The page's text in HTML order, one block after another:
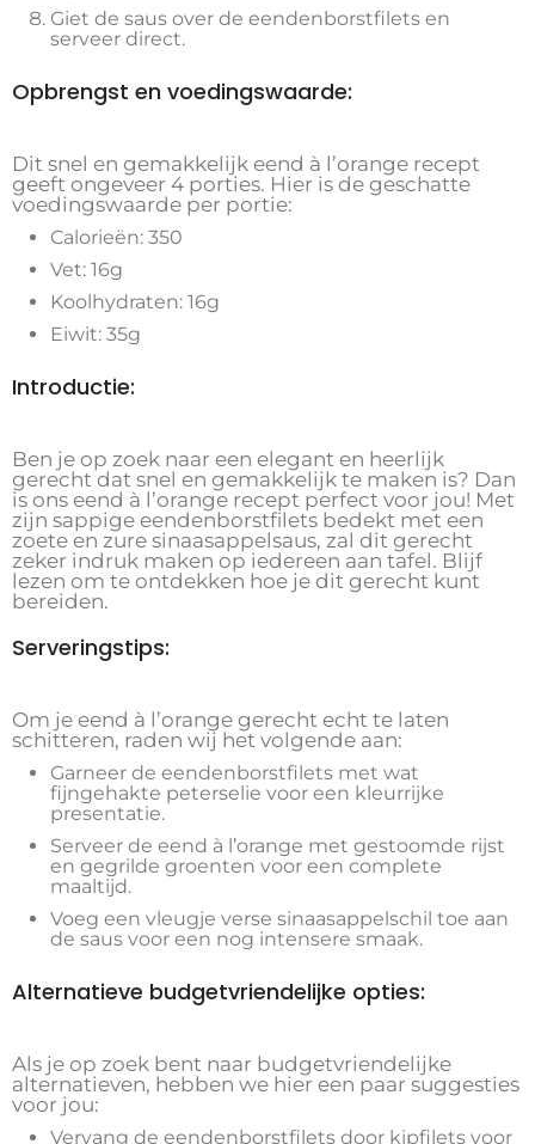
Giet de saus over de eendenborstfilets en
serveer direct.
Opbrengst en voedingswaarde:
Dit snel en gemakkelijk eend à l’orange recept
geeft ongeveer 4 porties. Hier is de geschatte
voedingswaarde per portie:
Calorieën: 350
Vet: 16g
Koolhydraten: 16g
Eiwit: 35g
Introductie:
Ben je op zoek naar een elegant en heerlijk
gerecht dat snel en gemakkelijk te maken is? Dan
is ons eend à l’orange recept perfect voor jou! Met
zijn sappige eendenborstfilets bedekt met een
zoete en zure sinaasappelsaus, zal dit gerecht
zeker indruk maken op iedereen aan tafel. Blijf
lezen om te ontdekken hoe je dit gerecht kunt
bereiden.
Serveringstips:
Om je eend à l’orange gerecht echt te laten
schitteren, raden wij het volgende aan:
Garneer de eendenborstfilets met wat
fijngehakte peterselie voor een kleurrijke
presentatie.
Serveer de eend à l’orange met gestoomde rijst
en gegrilde groenten voor een complete
maaltijd.
Voeg een vleugje verse sinaasappelschil toe aan
de saus voor een nog intensere smaak.
Alternatieve budgetvriendelijke opties:
Als je op zoek bent naar budgetvriendelijke
alternatieven, hebben we hier een paar suggesties
voor jou:
Vervang de eendenborstfilets door kipfilets voor